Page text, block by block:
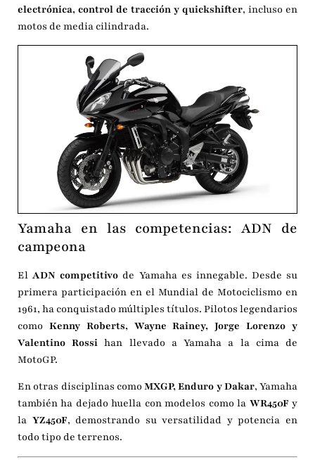
electrónica, control de tracción y quickshifter, incluso en
motos de media cilindrada.
Yamaha en las competencias: ADN de
campeona
ElADN competitivo de Yamaha es innegable. Desde su
primera participación en el Mundial de Motociclismo en
1961, ha conquistado múltiples títulos. Pilotos legendarios
como Kenny Roberts, Wayne Rainey, Jorge Lorenzo y
Valentino Rossi han llevado a Yamaha a la cima de
MotoGP.
En otras disciplinas comoMXGP, Enduro y Dakar, Yamaha
también ha dejado huella con modelos como la WR450F y
la YZ450F, demostrando su versatilidad y potencia en
todo tipo de terrenos.